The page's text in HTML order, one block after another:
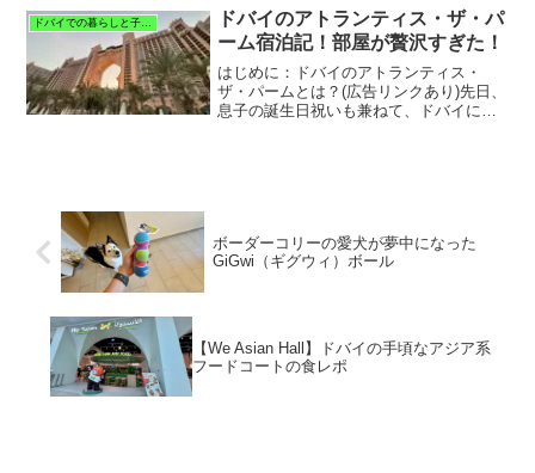
ケージやサークルを使わない人々が多い
という事実です。これ...
ドバイのアトランティス・ザ・パ
ーム宿泊記！部屋が贅沢すぎた！
はじめに：ドバイのアトランティス・
ザ・パームとは？(広告リンクあり)先日、
息子の誕生日祝いも兼ねて、ドバイにあ
ボーダーコリーの愛犬が夢中になった
GiGwi（ギグウィ）ボール
【We Asian Hall】ドバイの手頃なアジア系
フードコートの食レポ